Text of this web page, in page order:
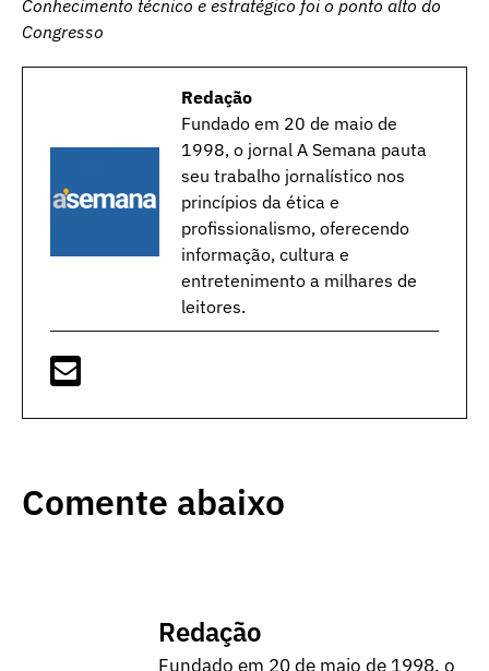
Conhecimento técnico e estratégico foi o ponto alto do
Congresso
Redação
Fundado em 20 de maio de
1998, o jornal A Semana pauta
seu trabalho jornalístico nos
princípios da ética e
profissionalismo, oferecendo
informação, cultura e
entretenimento a milhares de
leitores.
Comente abaixo
Redação
Fundado em 20 de maio de 1998, o